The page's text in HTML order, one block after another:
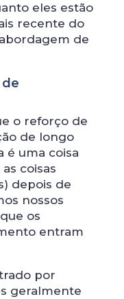
eles estão
recente do
de
o reforço de
de longo
é uma coisa
coisas
depois de
nossos
os
entram
por
geralmente